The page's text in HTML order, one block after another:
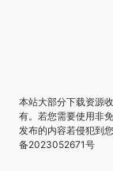
本站大部分下载资源
有。若您需要使用非
发布的内容若侵犯到
备2023052671号